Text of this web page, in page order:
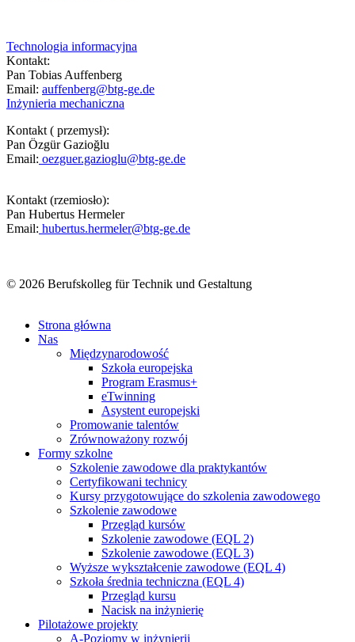
Technologia informacyjna
Kontakt:
Pan Tobias Auffenberg
Email: auffenberg@btg-ge.de
Inżynieria mechaniczna
Kontakt ( przemysł):
Pan Özgür Gazioğlu
Email: oezguer.gazioglu@btg-ge.de
Kontakt (rzemiosło):
Pan Hubertus Hermeler
Email: hubertus.hermeler@btg-ge.de
© 2026 Berufskolleg für Technik und Gestaltung
Strona główna
Nas
Międzynarodowość
Szkoła europejska
Program Erasmus+
eTwinning
Asystent europejski
Promowanie talentów
Zrównoważony rozwój
Formy szkolne
Szkolenie zawodowe dla praktykantów
Certyfikowani technicy
Kursy przygotowujące do szkolenia zawodowego
Szkolenie zawodowe
Przegląd kursów
Szkolenie zawodowe (EQL 2)
Szkolenie zawodowe (EQL 3)
Wyższe wykształcenie zawodowe (EQL 4)
Szkoła średnia techniczna (EQL 4)
Przegląd kursu
Nacisk na inżynierię
Pilotażowe projekty
A-Poziomy w inżynierii